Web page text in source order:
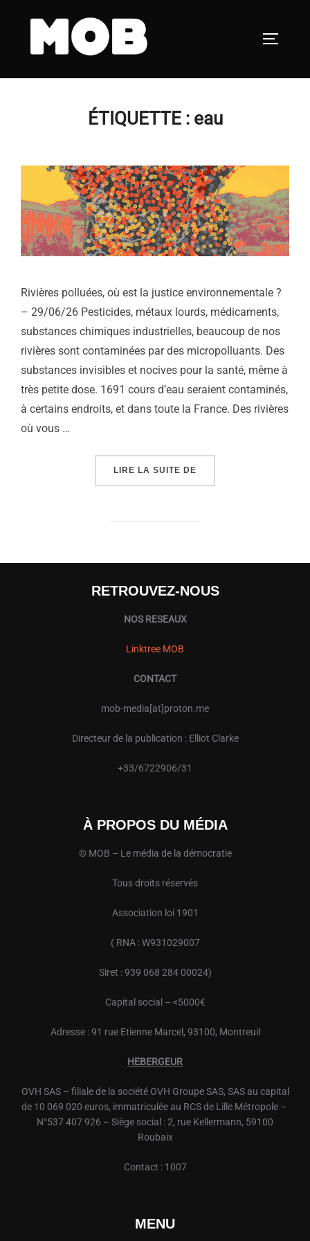
ÉTIQUETTE : eau
Rivières polluées, où est la justice environnementale ?
– 29/06/26 Pesticides, métaux lourds, médicaments,
substances chimiques industrielles, beaucoup de nos
rivières sont contaminées par des micropolluants. Des
substances invisibles et nocives pour la santé, même à
très petite dose. 1691 cours d’eau seraient contaminés,
à certains endroits, et dans toute la France. Des rivières
où vous …
LIRE LA SUITE DE
RETROUVEZ-NOUS
NOS RESEAUX
Linktree MOB
CONTACT
mob-media[at]proton.me
Directeur de la publication : Elliot Clarke
+33/6722906/31
À PROPOS DU MÉDIA
© MOB – Le média de la démocratie
Tous droits réservés
Association loi 1901
( RNA : W931029007
Siret : 939 068 284 00024)
Capital social – <5000€
Adresse : 91 rue Etienne Marcel, 93100, Montreuil
HEBERGEUR
OVH SAS – filiale de la société OVH Groupe SAS, SAS au capital
de 10 069 020 euros, immatriculée au RCS de Lille Métropole –
N°537 407 926 – Siège social : 2, rue Kellermann, 59100
Roubaix
Contact : 1007
MENU